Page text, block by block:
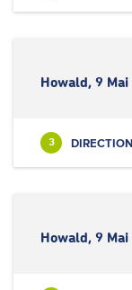
Howald, 9 Mai
3 DIRECTION
Howald, 9